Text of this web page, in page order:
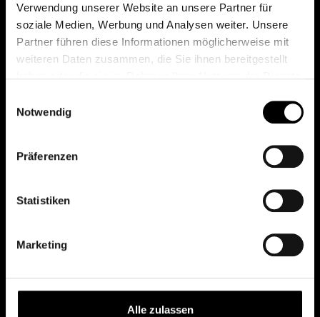
Verwendung unserer Website an unsere Partner für
soziale Medien, Werbung und Analysen weiter. Unsere
Partner führen diese Informationen möglicherweise mit
weiteren Daten zusammen, die Sie ihnen bereitgestellt
Notwendig
Präferenzen
Statistiken
Marketing
Alle zulassen
Das erste Depot in Österreich mit 0€ Kontoführung,
0€ Ausgabeaufschlag und 0€ Depotgebühren bei
knapp 2000 Fonds und 0€ Orderspesen.
All rights reserved.
Depot eröffnen
Depot übertragen
Konditionen